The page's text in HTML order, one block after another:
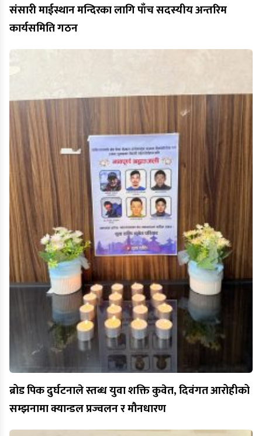
संसारी माईस्थान मन्दिरका लागि पाँच सदस्यीय अन्तरिम
कार्यसमिति गठन
ब्रोड पिक दुर्घटनाले स्तब्ध युवा शक्ति कुवेत, दिवंगत आरोहीको
सम्झनामा क्यान्डल प्रज्वलन र मौनधारण